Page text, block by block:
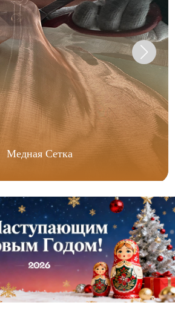
Медная Сетка